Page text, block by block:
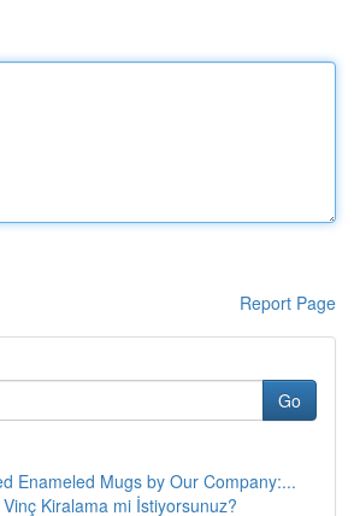
Report Page
Go
Enameled Mugs by Our Company:...
Kiralama mi İstiyorsunuz?